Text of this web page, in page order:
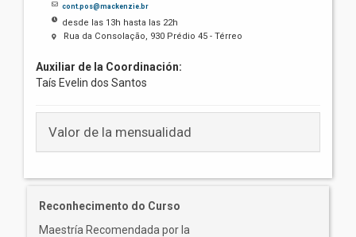
cont.pos@mackenzie.br
desde las 13h hasta las 22h
Rua da Consolação, 930 Prédio 45 - Térreo
Auxiliar de la Coordinación:
Taís Evelin dos Santos
Valor de la mensualidad
Reconhecimento do Curso
Maestría Recomendada por la